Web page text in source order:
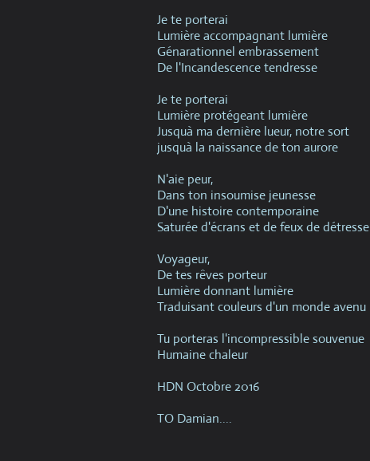
Je te porterai
Lumière accompagnant lumière
Génarationnel embrassement
De l'Incandescence tendresse
Je te porterai
Lumière protégeant lumière
Jusquà ma dernière lueur, notre sort
jusquà la naissance de ton aurore
N'aie peur,
Dans ton insoumise jeunesse
D'une histoire contemporaine
Saturée d'écrans et de feux de détresse
Voyageur,
De tes rêves porteur
Lumière donnant lumière
Traduisant couleurs d'un monde avenu
Tu porteras l'incompressible souvenue
Humaine chaleur
HDN Octobre 2016
TO Damian....